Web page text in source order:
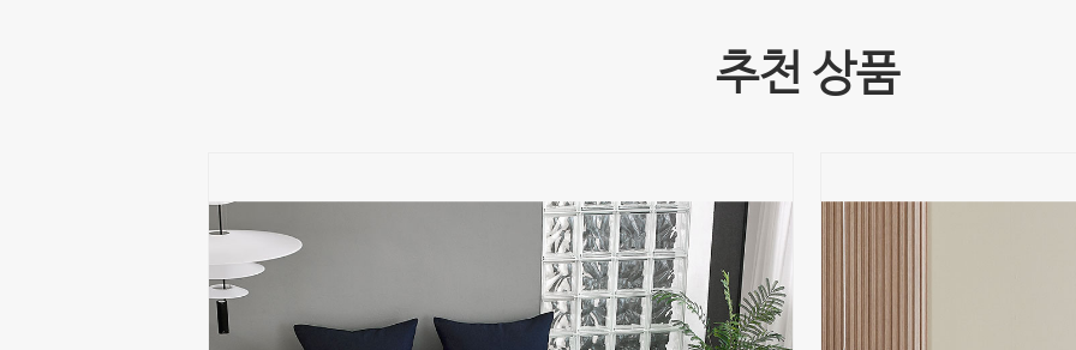
추천 상품